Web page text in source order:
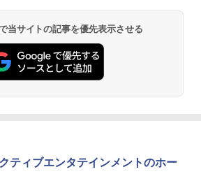
当サイトの記事を優先表示させる
ティブエンタテインメントのホー